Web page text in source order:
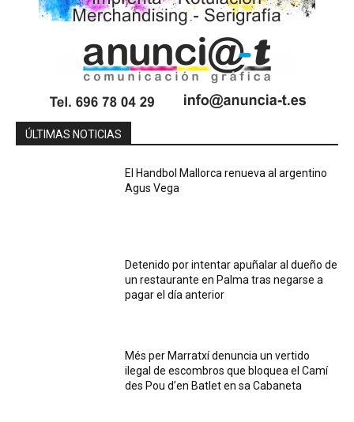
ÚLTIMAS NOTICIAS
El Handbol Mallorca renueva al argentino
Agus Vega
Detenido por intentar apuñalar al dueño de
un restaurante en Palma tras negarse a
pagar el día anterior
Més per Marratxí denuncia un vertido
ilegal de escombros que bloquea el Camí
des Pou d’en Batlet en sa Cabaneta